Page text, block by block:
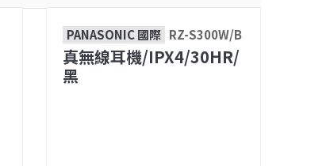
PANASONIC 國際 RZ-S300W/B
真無線耳機/IPX4/30HR/
黑